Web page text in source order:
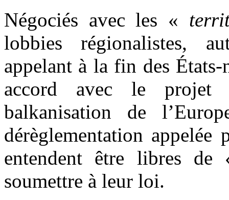
Négociés avec les «
lobbies régionalistes,
appelant à la fin des
accord avec le
balkanisation de
dérèglementation
entendent être libres
soumettre à leur loi.